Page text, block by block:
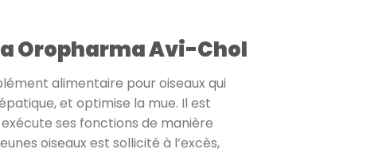
Oropharma Avi-Chol
alimentaire pour oiseaux qui
et optimise la mue. Il est
ses fonctions de manière
oiseaux est sollicité à l’excès,